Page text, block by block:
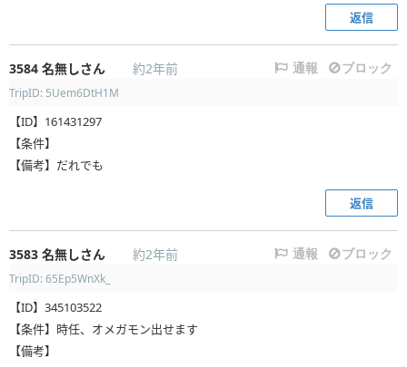
返信
3584 名無しさん 約2年前 通報 ブロック
TripID: 5Uem6DtH1M
【ID】161431297
【条件】
【備考】だれでも
返信
3583 名無しさん 約2年前 通報 ブロック
TripID: 65Ep5WnXk_
【ID】345103522
【条件】時任、オメガモン出せます
【備考】